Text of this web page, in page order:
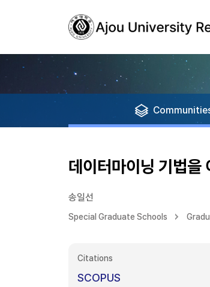
데이터마이닝 기법을
송일선
Special Graduate Schools
Citations
SCOPUS